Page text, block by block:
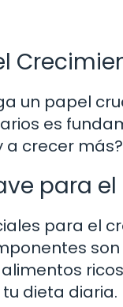
un papel
es
a crecer
para
para el
dieta diaria.